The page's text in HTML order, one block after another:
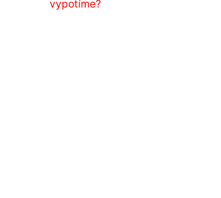
vypotíme?